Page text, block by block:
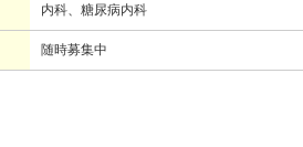
内科、糖尿病内科
随時募集中